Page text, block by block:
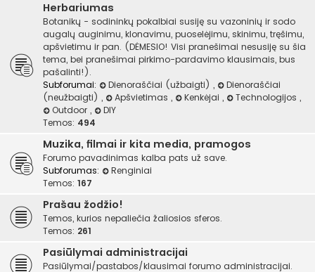
Herbariumas
Botanikų - sodininkų pokalbiai susiję su vazoninių ir sodo
augalų auginimu, klonavimu, puoselėjimu, skinimu, tręšimu,
apšvietimu ir pan. (DĖMESIO! Visi pranešimai nesusiję su šia
tema, bei pranešimai pirkimo-pardavimo klausimais, bus
pašalinti!).
Subforumai:
Dienoraščiai (užbaigti) ,
Dienoraščiai
(neužbaigti) , Apšvietimas , Kenkėjai , Technologijos ,
Outdoor ,
DIY
Temos: 494
Muzika, filmai ir kita media, pramogos
Forumo pavadinimas kalba pats už save.
Subforumas:
Renginiai
Temos: 167
Prašau žodžio!
Temos, kurios nepaliečia žaliosios sferos.
Temos: 261
Pasiūlymai administracijai
Pasiūlymai/pastabos/klausimai forumo administracijai.